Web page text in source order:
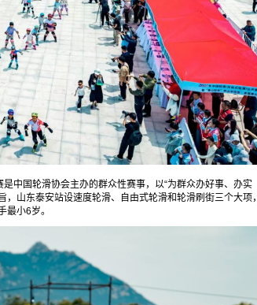
中国轮滑协会主办的群众性赛事，以“为群众办好事、办实
山东泰安站设速度轮滑、自由式轮滑和轮滑刷街三个大项，
小6岁。